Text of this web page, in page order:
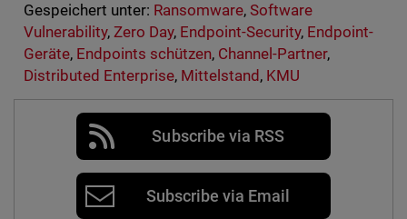
Gespeichert unter: Ransomware,Software
Vulnerability, Zero Day, Endpoint-Security, Endpoint-
Geräte, Endpoints schützen, Channel-Partner,
Distributed Enterprise, Mittelstand , KMU
Subscribe via RSS
Subscribe via Email